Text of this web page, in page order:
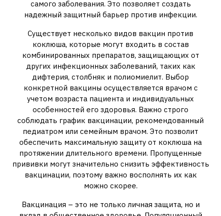
самого заболевания. Это позволяет создать
надежный защитный барьер против инфекции.
Существует несколько видов вакцин против
коклюша, которые могут входить в состав
комбинированных препаратов, защищающих от
других инфекционных заболеваний, таких как
дифтерия, столбняк и полиомиелит. Выбор
конкретной вакцины осуществляется врачом с
учетом возраста пациента и индивидуальных
особенностей его здоровья. Важно строго
соблюдать график вакцинации, рекомендованный
педиатром или семейным врачом. Это позволит
обеспечить максимальную защиту от коклюша на
протяжении длительного времени. Пропущенные
прививки могут значительно снизить эффективность
вакцинации, поэтому важно восполнять их как
можно скорее.
Вакцинация – это не только личная защита, но и